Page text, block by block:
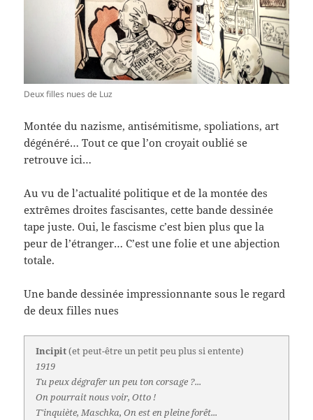
Deux filles nues de Luz
Montée du nazisme, antisémitisme, spoliations, art
dégénéré… Tout ce que l’on croyait oublié se
retrouve ici…
Au vu de l’actualité politique et de la montée des
extrêmes droites fascisantes, cette bande dessinée
tape juste. Oui, le fascisme c’est bien plus que la
peur de l’étranger… C’est une folie et une abjection
totale.
Une bande dessinée impressionnante sous le regard
de deux filles nues
Incipit(et peut-être un petit peu plus si entente)
1919
Tu peux dégrafer un peu ton corsage ?...
On pourrait nous voir, Otto !
T'inquiète, Maschka, On est en pleine forêt...